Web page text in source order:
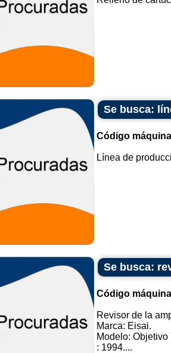
Se busca:
Código
Línea de
Se busca:
Código
Revisor de la
Marca: Eisai.
Modelo: Objetivo
: 1994....